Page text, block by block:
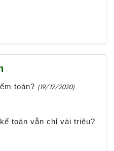
toán? (19/12/2020)
toán vẫn chỉ vài triệu?